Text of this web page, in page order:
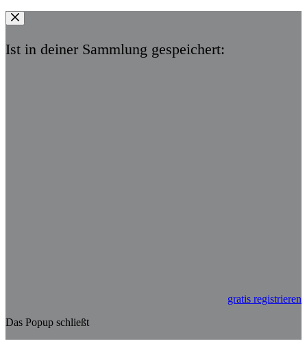
Ist in deiner Sammlung gespeichert:
gratis registrieren
Das Popup schließt